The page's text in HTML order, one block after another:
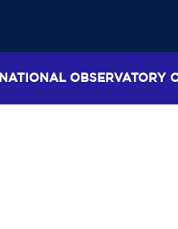
NATIONAL OBSERVATORY